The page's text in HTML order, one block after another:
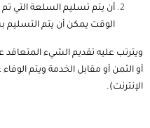
أن يتم تسليم السلعة التي تم
الوقت يمكن أن يتم التسليم
ويترتب عليه تقديم الشيء
أو الثمن أو مقابل الخدمة ويتم
الإنترنت).